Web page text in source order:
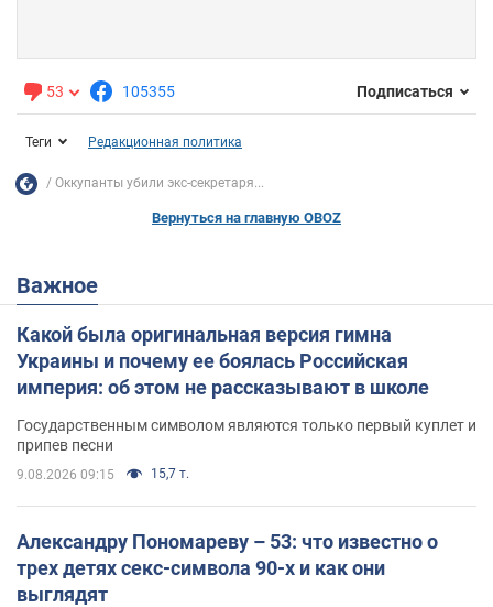
53 105355 Подписаться
Теги Редакционная политика
Оккупанты убили экс-секретаря...
Вернуться на главную OBOZ
Важное
Какой была оригинальная версия гимна
Украины и почему ее боялась Российская
империя: об этом не рассказывают в школе
Государственным символом являются только первый куплет и
припев песни
9.08.2026 09:15 15,7 т.
Александру Пономареву – 53: что известно о
трех детях секс-символа 90-х и как они
выглядят